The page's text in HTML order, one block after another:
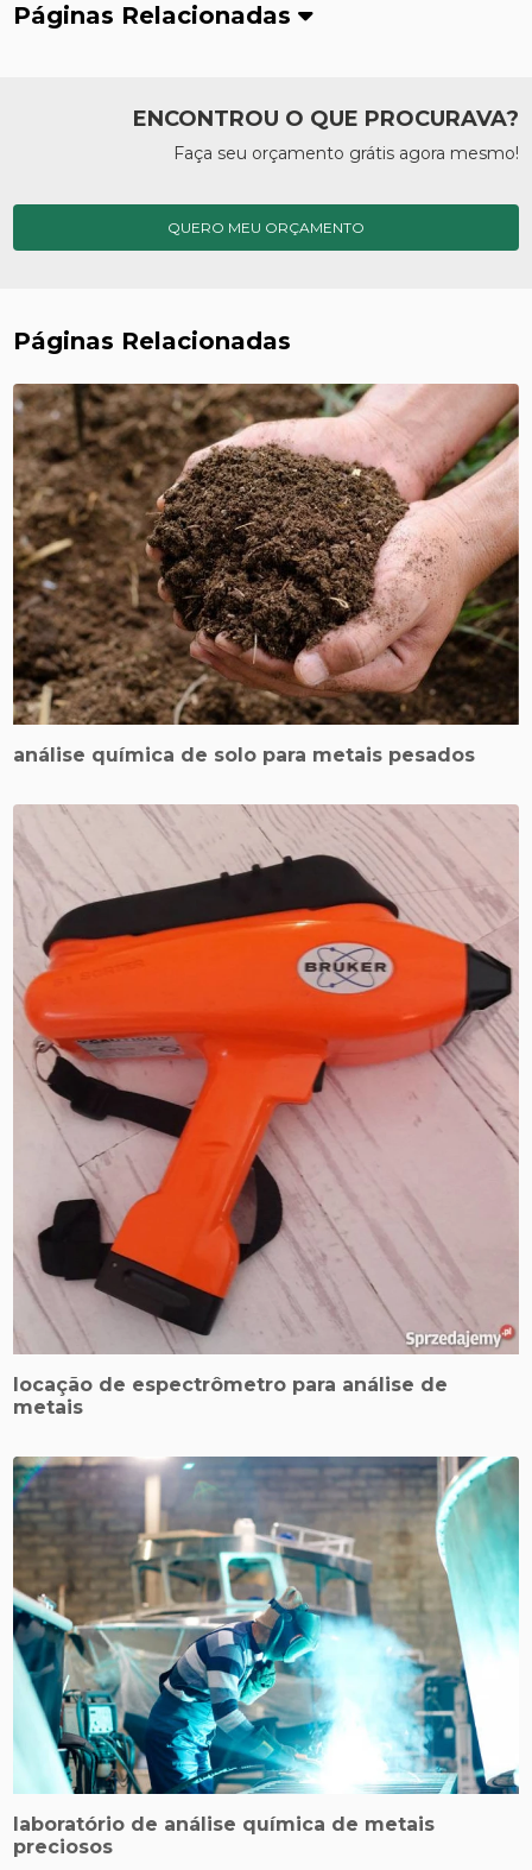
Páginas Relacionadas
ENCONTROU O QUE PROCURAVA?
Faça seu orçamento grátis agora mesmo!
QUERO MEU ORÇAMENTO
Páginas Relacionadas
análise química de solo para metais pesados
locação de espectrômetro para análise de
metais
laboratório de análise química de metais
preciosos